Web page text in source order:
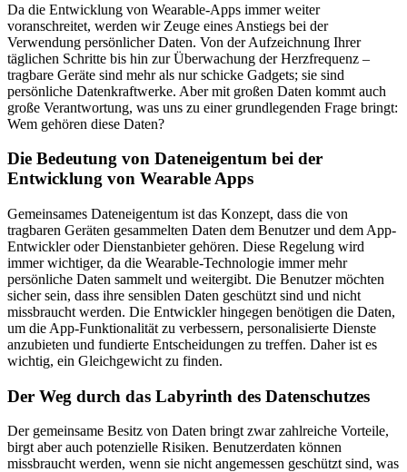
Da die Entwicklung von Wearable-Apps immer weiter
voranschreitet, werden wir Zeuge eines Anstiegs bei der
Verwendung persönlicher Daten. Von der Aufzeichnung Ihrer
täglichen Schritte bis hin zur Überwachung der Herzfrequenz –
tragbare Geräte sind mehr als nur schicke Gadgets; sie sind
persönliche Datenkraftwerke. Aber mit großen Daten kommt auch
große Verantwortung, was uns zu einer grundlegenden Frage bringt:
Wem gehören diese Daten?
Die Bedeutung von Dateneigentum bei der
Entwicklung von Wearable Apps
Gemeinsames Dateneigentum ist das Konzept, dass die von
tragbaren Geräten gesammelten Daten dem Benutzer und dem App-
Entwickler oder Dienstanbieter gehören. Diese Regelung wird
immer wichtiger, da die Wearable-Technologie immer mehr
persönliche Daten sammelt und weitergibt. Die Benutzer möchten
sicher sein, dass ihre sensiblen Daten geschützt sind und nicht
missbraucht werden. Die Entwickler hingegen benötigen die Daten,
um die App-Funktionalität zu verbessern, personalisierte Dienste
anzubieten und fundierte Entscheidungen zu treffen. Daher ist es
wichtig, ein Gleichgewicht zu finden.
Der Weg durch das Labyrinth des Datenschutzes
Der gemeinsame Besitz von Daten bringt zwar zahlreiche Vorteile,
birgt aber auch potenzielle Risiken. Benutzerdaten können
missbraucht werden, wenn sie nicht angemessen geschützt sind, was